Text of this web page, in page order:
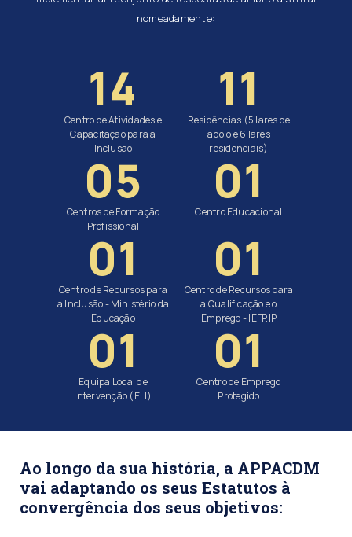
nomeadamente:
14
Centro de Atividades e
Capacitação para a
Inclusão
11
Residências (5 lares de
apoio e 6 lares
residenciais)
05
Centros de Formação
Profissional
01
Centro Educacional
01
Centro de Recursos para
a Inclusão - Ministério da
Educação
01
Centro de Recursos para
a Qualificação e o
Emprego - IEFP.IP
01
Equipa Local de
Intervenção (ELI)
01
Centro de Emprego
Protegido
Ao longo da sua história, a APPACDM
vai adaptando os seus Estatutos à
convergência dos seus objetivos: